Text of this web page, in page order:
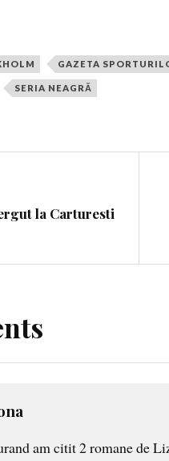
GAZETA
SERIA NEAGRĂ
la Carturesti
am citit 2 romane de